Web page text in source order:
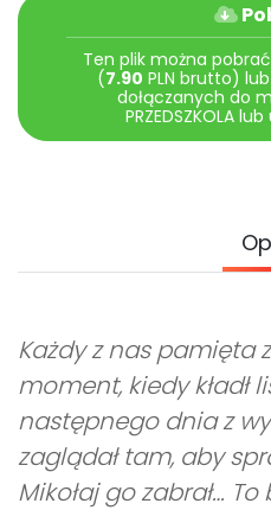
Ten plik można
(7.90 PLN brutto)
dołączanych do
PRZEDSZKOLA
Każdy z nas pamięta
moment, kiedy kładł
następnego dnia z
zaglądał tam, aby
Mikołaj go zabrał…